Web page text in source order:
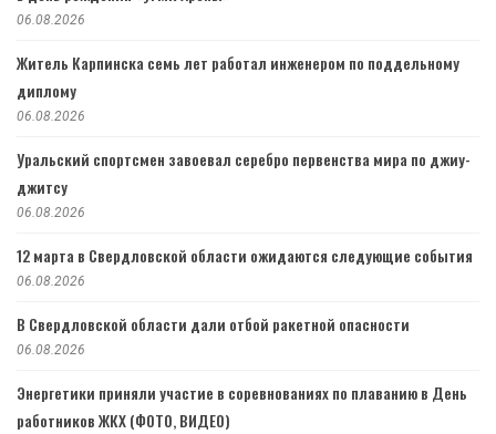
06.08.2026
Житель Карпинска семь лет работал инженером по поддельному
диплому
06.08.2026
Уральский спортсмен завоевал серебро первенства мира по джиу-
джитсу
06.08.2026
12 марта в Свердловской области ожидаются следующие события
06.08.2026
В Свердловской области дали отбой ракетной опасности
06.08.2026
Энергетики приняли участие в соревнованиях по плаванию в День
работников ЖКХ (ФОТО, ВИДЕО)